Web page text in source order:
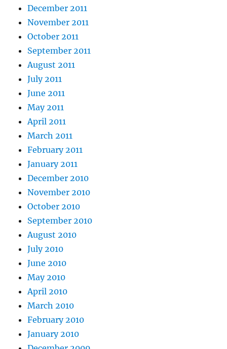
December 2011
November 2011
October 2011
September 2011
August 2011
July 2011
June 2011
May 2011
April 2011
March 2011
February 2011
January 2011
December 2010
November 2010
October 2010
September 2010
August 2010
July 2010
June 2010
May 2010
April 2010
March 2010
February 2010
January 2010